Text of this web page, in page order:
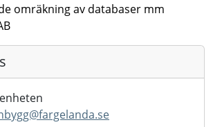
omräkning av databaser mm
fargelanda.se